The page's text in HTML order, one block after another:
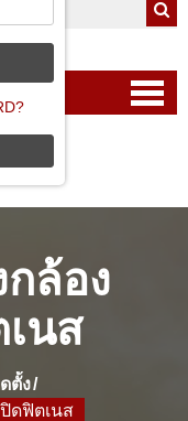
ล้อง
นส
ตั้ง
ดฟิตเนส